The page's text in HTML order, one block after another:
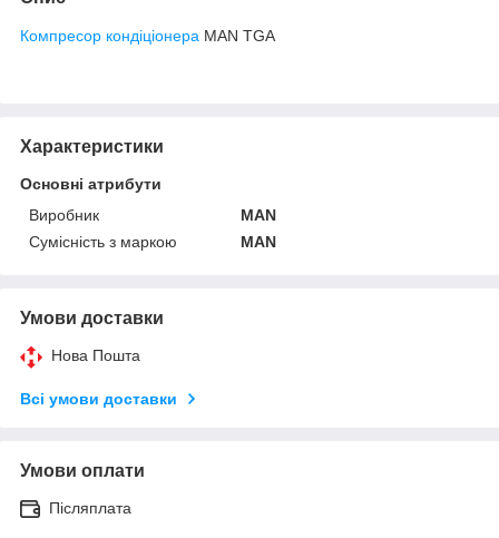
Компресор кондіціонера MAN TGA
Характеристики
Основні атрибути
Виробник
MAN
Сумісність з маркою
MAN
Умови доставки
Нова Пошта
Всі умови доставки
Умови оплати
Післяплата